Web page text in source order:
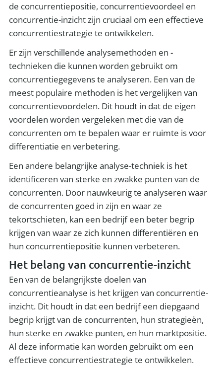
de concurrentiepositie, concurrentievoordeel en
concurrentie-inzicht zijn cruciaal om een effectieve
concurrentiestrategie te ontwikkelen.
Er zijn verschillende analysemethoden en -
technieken die kunnen worden gebruikt om
concurrentiegegevens te analyseren. Een van de
meest populaire methoden is het vergelijken van
concurrentievoordelen. Dit houdt in dat de eigen
voordelen worden vergeleken met die van de
concurrenten om te bepalen waar er ruimte is voor
differentiatie en verbetering.
Een andere belangrijke analyse-techniek is het
identificeren van sterke en zwakke punten van de
concurrenten. Door nauwkeurig te analyseren waar
de concurrenten goed in zijn en waar ze
tekortschieten, kan een bedrijf een beter begrip
krijgen van waar ze zich kunnen differentiëren en
hun concurrentiepositie kunnen verbeteren.
Het belang van concurrentie-inzicht
Een van de belangrijkste doelen van
concurrentieanalyse is het krijgen van concurrentie-
inzicht. Dit houdt in dat een bedrijf een diepgaand
begrip krijgt van de concurrenten, hun strategieën,
hun sterke en zwakke punten, en hun marktpositie.
Al deze informatie kan worden gebruikt om een
effectieve concurrentiestrategie te ontwikkelen.